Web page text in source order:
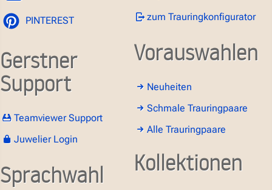
PINTEREST
Gerstner
Support
Teamviewer Support
Juwelier Login
Sprachwahl
zum Trauringkonfigurator
Vorauswahlen
Neuheiten
Schmale Trauringpaare
Alle Trauringpaare
Kollektionen